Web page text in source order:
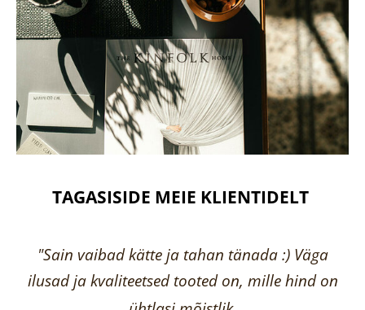
TAGASISIDE MEIE KLIENTIDELT
"Sain vaibad kätte ja tahan tänada :) Väga
ilusad ja kvaliteetsed tooted on, mille hind on